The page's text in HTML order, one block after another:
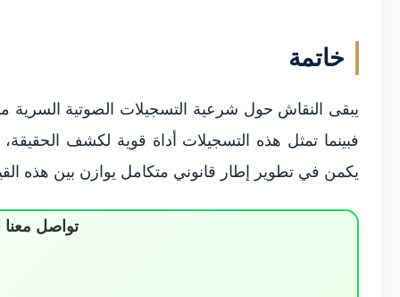
خاتمة
يبقى النقاش حول شرعية التسجيلات الصوتية السرية
فبينما تمثل هذه التسجيلات أداة قوية لكشف
يكمن في تطوير إطار قانوني متكامل يوازن بين هذه
تواصل